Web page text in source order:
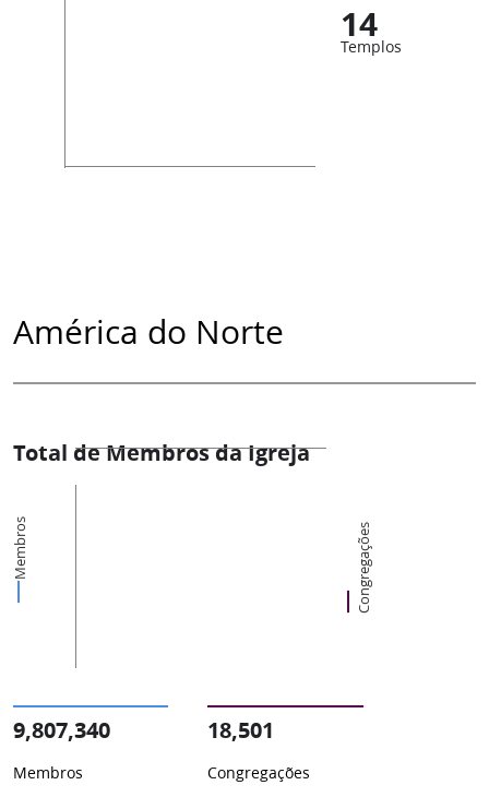
14
Templos
América do Norte
Total de Membros da Igreja
Membros Congregações
9,807,340
Membros
18,501
Congregações